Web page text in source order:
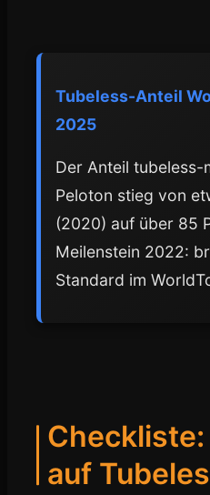
Tubeless-Anteil
2025
Der Anteil
Peloton stieg von
(2020) auf über 85
Meilenstein 2022:
Standard im
auf